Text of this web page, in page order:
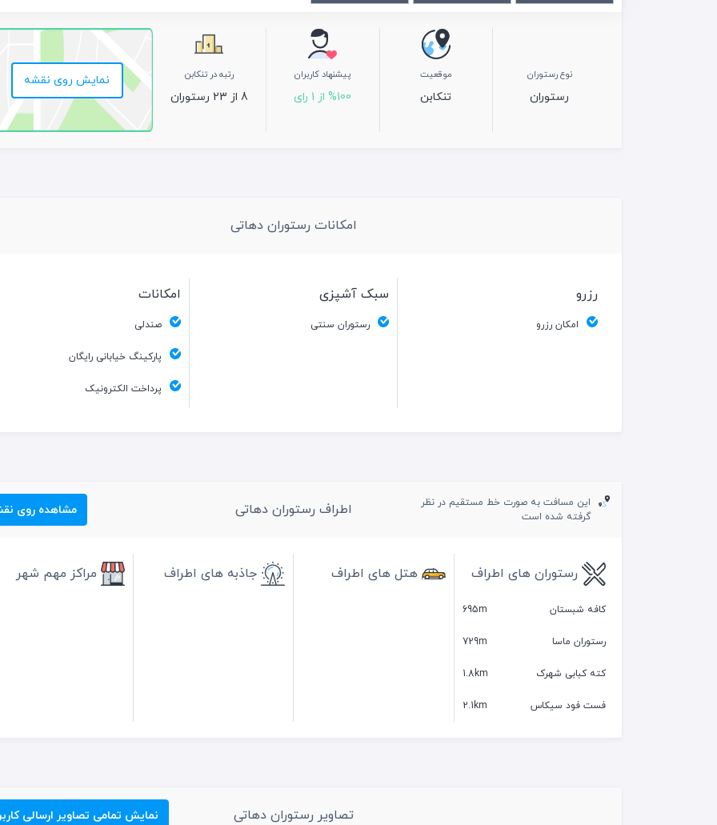
نوع رستوران
رستوران
موقعیت
تنکابن
پیشنهاد کاربران
%100 از 1 رای
رتبه در تنکابن
8 از 23 رستوران
نمایش روی نقشه
امکانات رستوران دهاتی
رزرو
امکان رزرو
سبک آشپزی
رستوران سنتی
امکانات
صندلی
پارکینگ خیابانی رایگان
پرداخت الکترونیک
این مسافت به صورت خط مستقیم در نظر
گرفته شده است
اطراف رستوران دهاتی مشاهده روی
رستوران های اطراف
کافه شبستان 695m
رستوران ماسا 729m
کته کبابی شهرک 1.8km
فست فود سیکاس 2.1km
هتل های اطراف جاذبه های اطراف مراکز مهم شهر
تصاویر رستوران دهاتی نمایش تمامی تصاویر ارسالی